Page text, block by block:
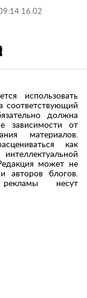
16.02
использовать
соответствующий
должна
зависимости от
материалов.
как
может не
авторов блогов.
несут